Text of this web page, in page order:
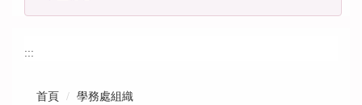
:::
首頁 學務處組織